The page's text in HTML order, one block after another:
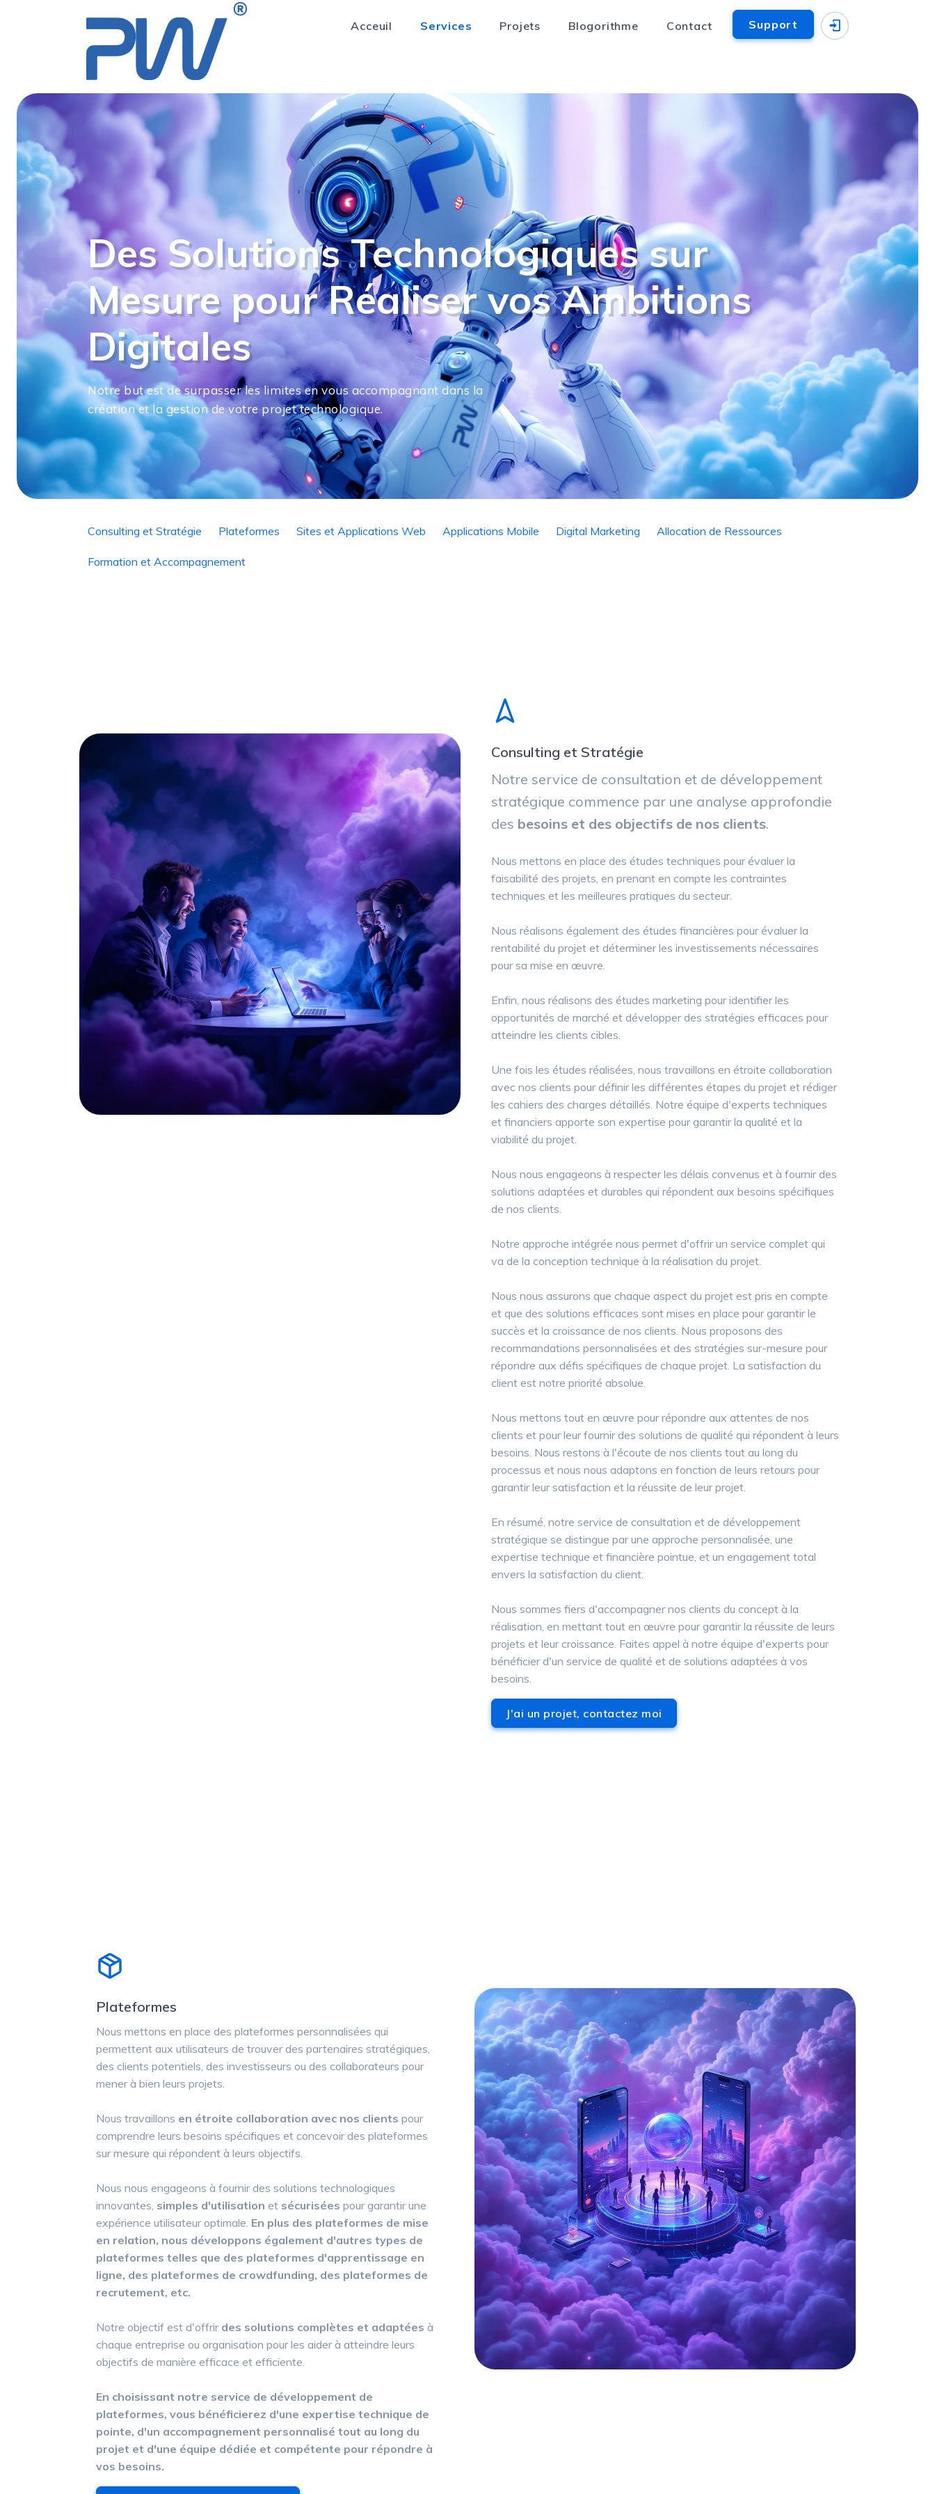
Acceuil Services Projets Blogorithme Contact Support
Des Solutions Technologiques sur
Mesure pour Réaliser vos Ambitions
Digitales
Notre but est de surpasser les limites en vous accompagnant dans la
création et la gestion de votre projet technologique.
Consulting et Stratégie Plateformes Sites et Applications Web Applications Mobile Digital Marketing Allocation de Ressources
Formation et Accompagnement
Consulting et Stratégie
Notre service de consultation et de développement
stratégique commence par une analyse approfondie
des besoins et des objectifs de nos clients.
Nous mettons en place des études techniques pour évaluer la
faisabilité des projets, en prenant en compte les contraintes
techniques et les meilleures pratiques du secteur.
Nous réalisons également des études financières pour évaluer la
rentabilité du projet et déterminer les investissements nécessaires
pour sa mise en œuvre.
Enfin, nous réalisons des études marketing pour identifier les
opportunités de marché et développer des stratégies efficaces pour
atteindre les clients cibles.
Une fois les études réalisées, nous travaillons en étroite collaboration
avec nos clients pour définir les différentes étapes du projet et rédiger
les cahiers des charges détaillés. Notre équipe d'experts techniques
et financiers apporte son expertise pour garantir la qualité et la
viabilité du projet.
Nous nous engageons à respecter les délais convenus et à fournir des
solutions adaptées et durables qui répondent aux besoins spécifiques
de nos clients.
Notre approche intégrée nous permet d'offrir un service complet qui
va de la conception technique à la réalisation du projet.
Nous nous assurons que chaque aspect du projet est pris en compte
et que des solutions efficaces sont mises en place pour garantir le
succès et la croissance de nos clients. Nous proposons des
recommandations personnalisées et des stratégies sur-mesure pour
répondre aux défis spécifiques de chaque projet. La satisfaction du
client est notre priorité absolue.
Nous mettons tout en œuvre pour répondre aux attentes de nos
clients et pour leur fournir des solutions de qualité qui répondent à leurs
besoins. Nous restons à l'écoute de nos clients tout au long du
processus et nous nous adaptons en fonction de leurs retours pour
garantir leur satisfaction et la réussite de leur projet.
En résumé, notre service de consultation et de développement
stratégique se distingue par une approche personnalisée, une
expertise technique et financière pointue, et un engagement total
envers la satisfaction du client.
Nous sommes fiers d'accompagner nos clients du concept à la
réalisation, en mettant tout en œuvre pour garantir la réussite de leurs
projets et leur croissance. Faites appel à notre équipe d'experts pour
bénéficier d'un service de qualité et de solutions adaptées à vos
besoins.
J'ai un projet, contactez moi
Plateformes
Nous mettons en place des plateformes personnalisées qui
permettent aux utilisateurs de trouver des partenaires stratégiques,
des clients potentiels, des investisseurs ou des collaborateurs pour
mener à bien leurs projets.
Nous travaillons en étroite collaboration avec nos clients pour
comprendre leurs besoins spécifiques et concevoir des plateformes
sur mesure qui répondent à leurs objectifs.
Nous nous engageons à fournir des solutions technologiques
innovantes, simples d'utilisation et sécurisées pour garantir une
expérience utilisateur optimale. En plus des plateformes de mise
en relation, nous développons également d'autres types de
plateformes telles que des plateformes d'apprentissage en
ligne, des plateformes de crowdfunding, des plateformes de
recrutement, etc.
Notre objectif est d'offrir des solutions complètes et adaptées à
chaque entreprise ou organisation pour les aider à atteindre leurs
objectifs de manière efficace et efficiente.
En choisissant notre service de développement de
plateformes, vous bénéficierez d'une expertise technique de
pointe, d'un accompagnement personnalisé tout au long du
projet et d'une équipe dédiée et compétente pour répondre à
vos besoins.